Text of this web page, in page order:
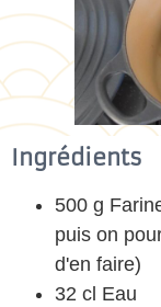
Ingrédients
500 g
puis on
d'en faire)
32 cl Eau